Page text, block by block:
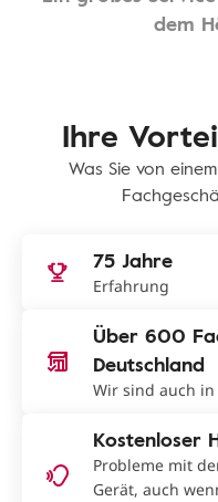
dem
Ihre
Was Sie von
75 Jahre
Erfahrung
Über 600
Deutschland
Wir sind auch
Kostenloser
Probleme mit
Gerät, auch